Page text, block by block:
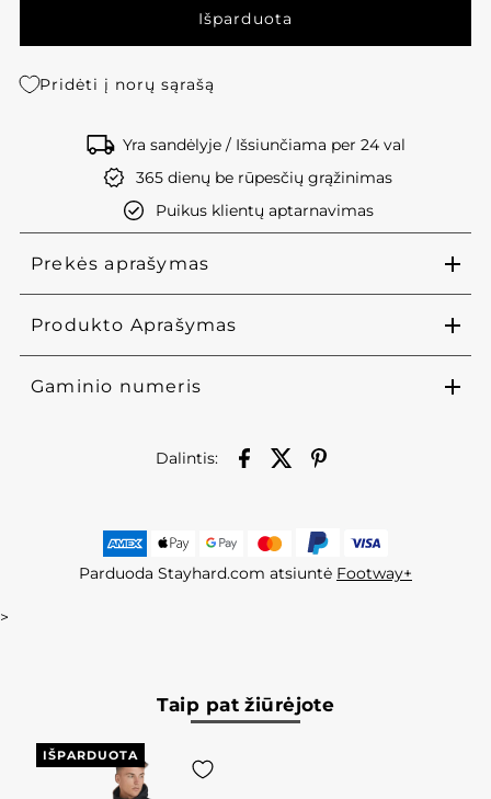
Pridėti į norų sąrašą
Yra sandėlyje / Išsiunčiama per 24 val
365 dienų be rūpesčių grąžinimas
Puikus klientų aptarnavimas
Prekės aprašymas
Produkto Aprašymas
Gaminio numeris
Dalintis:
Parduoda Stayhard.com atsiuntė Footway+
>
Taip pat žiūrėjote
IŠPARDUOTA